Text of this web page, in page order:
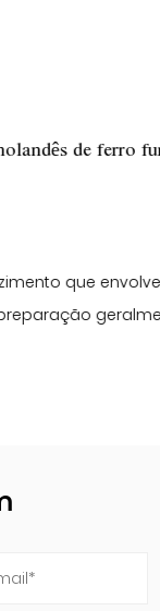
para pão e
calor constante
dependem de